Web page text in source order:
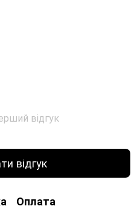
відгук
відгук
Оплата